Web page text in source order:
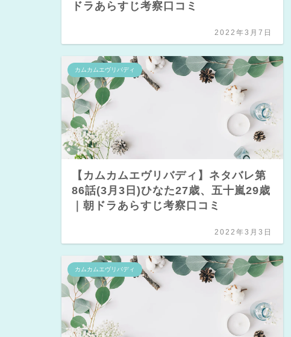
ドラあらすじ考察口コミ
2022年3月7日
カムカムエヴリバディ
【カムカムエヴリバディ】ネタバレ第
86話(3月3日)ひなた27歳、五十嵐29歳
｜朝ドラあらすじ考察口コミ
2022年3月3日
カムカムエヴリバディ